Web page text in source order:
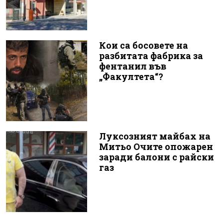
Кои са босовете на
разбитата фабрика за
фентанил във
„Факултета“?
Луксозният майбах на
Митьо Очите опожарен
заради балони с райски
газ